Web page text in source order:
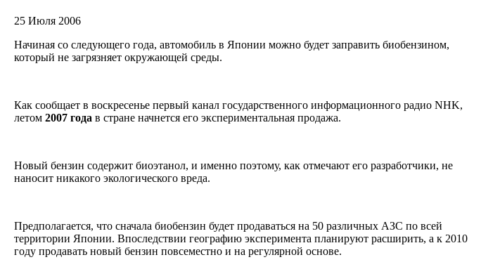
25 Июля 2006
Начиная со следующего года, автомобиль в Японии можно будет заправить биобензином,
который не загрязняет окружающей среды.
Как сообщает в воскресенье первый канал государственного информационного радио NHK,
летом 2007 года в стране начнется его экспериментальная продажа.
Новый бензин содержит биоэтанол, и именно поэтому, как отмечают его разработчики, не
наносит никакого экологического вреда.
Предполагается, что сначала биобензин будет продаваться на 50 различных АЗС по всей
территории Японии. Впоследствии географию эксперимента планируют расширить, а к 2010
году продавать новый бензин повсеместно и на регулярной основе.